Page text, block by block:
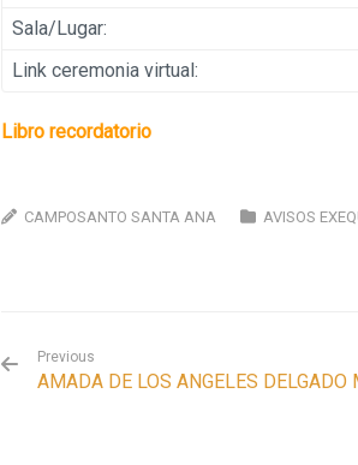
Sala/Lugar:
Link ceremonia virtual:
Libro recordatorio
CAMPOSANTO SANTA ANA AVISOS
Previous
AMADA DE LOS ANGELES DELGADO